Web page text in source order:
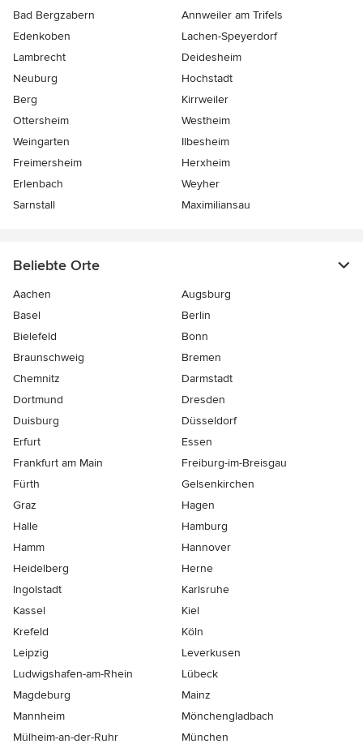
Bad Bergzabern
Annweiler am Trifels
Edenkoben
Lachen-Speyerdorf
Lambrecht
Deidesheim
Neuburg
Hochstadt
Berg
Kirrweiler
Ottersheim
Westheim
Weingarten
Ilbesheim
Freimersheim
Herxheim
Erlenbach
Weyher
Sarnstall
Maximiliansau
Beliebte Orte
Aachen
Augsburg
Basel
Berlin
Bielefeld
Bonn
Braunschweig
Bremen
Chemnitz
Darmstadt
Dortmund
Dresden
Duisburg
Düsseldorf
Erfurt
Essen
Frankfurt am Main
Freiburg-im-Breisgau
Fürth
Gelsenkirchen
Graz
Hagen
Halle
Hamburg
Hamm
Hannover
Heidelberg
Herne
Ingolstadt
Karlsruhe
Kassel
Kiel
Krefeld
Köln
Leipzig
Leverkusen
Ludwigshafen-am-Rhein
Lübeck
Magdeburg
Mainz
Mannheim
Mönchen­gladbach
Mülheim-an-der-Ruhr
München